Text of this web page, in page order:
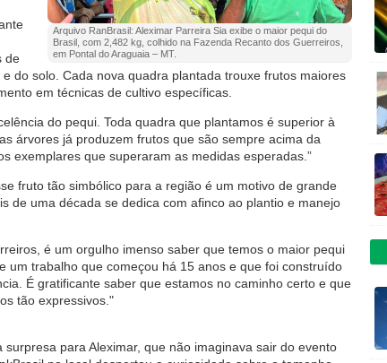
Arquivo RanBrasil: Aleximar Parreira Sia exibe o maior pequi do
Brasil, com 2,482 kg, colhido na Fazenda Recanto dos Guerreiros,
em Pontal do Araguaia – MT.
de
do solo. Cada nova quadra plantada trouxe frutos maiores
em técnicas de cultivo específicas.
do pequi. Toda quadra que plantamos é superior à
árvores já produzem frutos que são sempre acima da
exemplares que superaram as medidas esperadas.”
fruto tão simbólico para a região é um motivo de grande
de uma década se dedica com afinco ao plantio e manejo
é um orgulho imenso saber que temos o maior pequi
um trabalho que começou há 15 anos e que foi construído
É gratificante saber que estamos no caminho certo e que
tão expressivos."
para Aleximar, que não imaginava sair do evento